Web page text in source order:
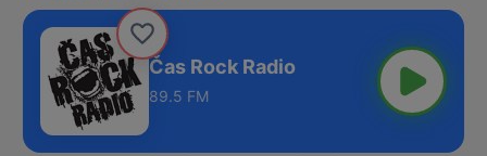
Čas Rock Radio
89.5 FM